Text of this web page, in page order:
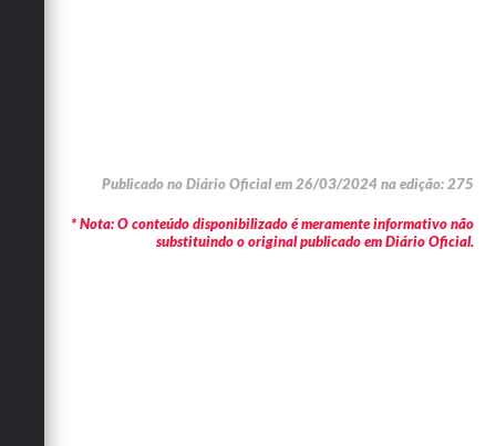
Publicado no Diário Oficial em 26/03/2024 na edição: 275
* Nota: O conteúdo disponibilizado é meramente informativo não
substituindo o original publicado em Diário Oficial.